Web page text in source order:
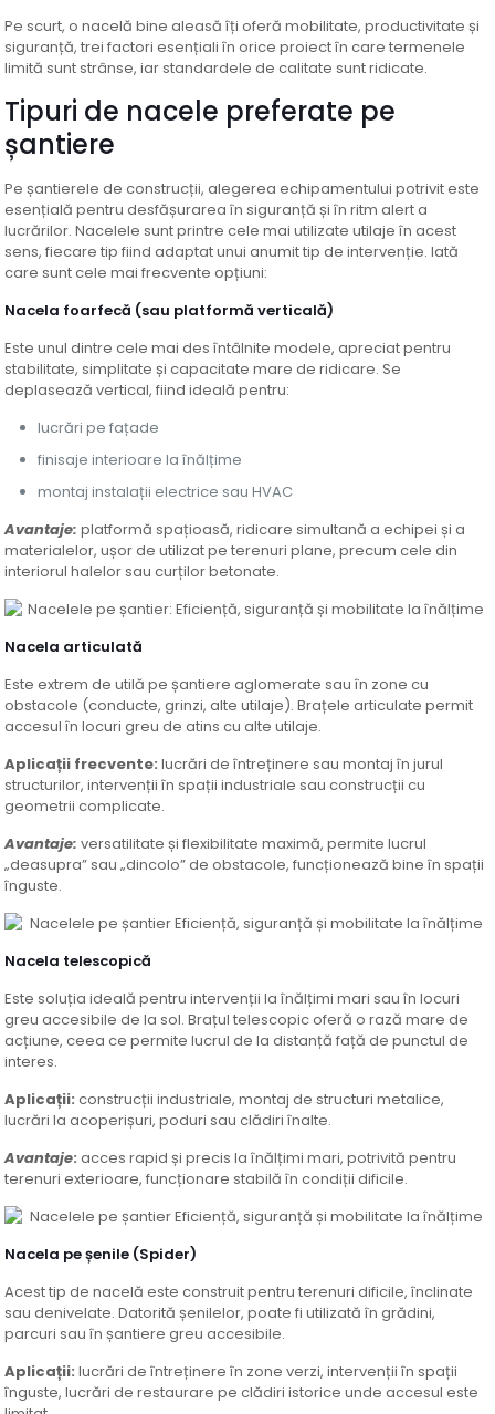
Pe scurt, o nacelă bine aleasă îți oferă mobilitate, productivitate și
siguranță, trei factori esențiali în orice proiect în care termenele
limită sunt strânse, iar standardele de calitate sunt ridicate.
Tipuri de nacele preferate pe
șantiere
Pe șantierele de construcții, alegerea echipamentului potrivit este
esențială pentru desfășurarea în siguranță și în ritm alert a
lucrărilor. Nacelele sunt printre cele mai utilizate utilaje în acest
sens, fiecare tip fiind adaptat unui anumit tip de intervenție. Iată
care sunt cele mai frecvente opțiuni:
Nacela foarfecă (sau platformă verticală)
Este unul dintre cele mai des întâlnite modele, apreciat pentru
stabilitate, simplitate și capacitate mare de ridicare. Se
deplasează vertical, fiind ideală pentru:
lucrări pe fațade
finisaje interioare la înălțime
montaj instalații electrice sau HVAC
Avantaje: platformă spațioasă, ridicare simultană a echipei și a
materialelor, ușor de utilizat pe terenuri plane, precum cele din
interiorul halelor sau curților betonate.
Nacela articulată
Este extrem de utilă pe șantiere aglomerate sau în zone cu
obstacole (conducte, grinzi, alte utilaje). Brațele articulate permit
accesul în locuri greu de atins cu alte utilaje.
Aplicații frecvente: lucrări de întreținere sau montaj în jurul
structurilor, intervenții în spații industriale sau construcții cu
geometrii complicate.
Avantaje: versatilitate și flexibilitate maximă, permite lucrul
„deasupra” sau „dincolo” de obstacole, funcționează bine în spații
înguste.
Nacela telescopică
Este soluția ideală pentru intervenții la înălțimi mari sau în locuri
greu accesibile de la sol. Brațul telescopic oferă o rază mare de
acțiune, ceea ce permite lucrul de la distanță față de punctul de
interes.
Aplicații: construcții industriale, montaj de structuri metalice,
lucrări la acoperișuri, poduri sau clădiri înalte.
Avantaje: acces rapid și precis la înălțimi mari, potrivită pentru
terenuri exterioare, funcționare stabilă în condiții dificile.
Nacela pe șenile (Spider)
Acest tip de nacelă este construit pentru terenuri dificile, înclinate
sau denivelate. Datorită șenilelor, poate fi utilizată în grădini,
parcuri sau în șantiere greu accesibile.
Aplicații: lucrări de întreținere în zone verzi, intervenții în spații
înguste, lucrări de restaurare pe clădiri istorice unde accesul este